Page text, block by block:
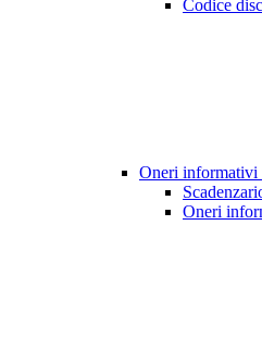
Codice
Oneri informativi
Oneri